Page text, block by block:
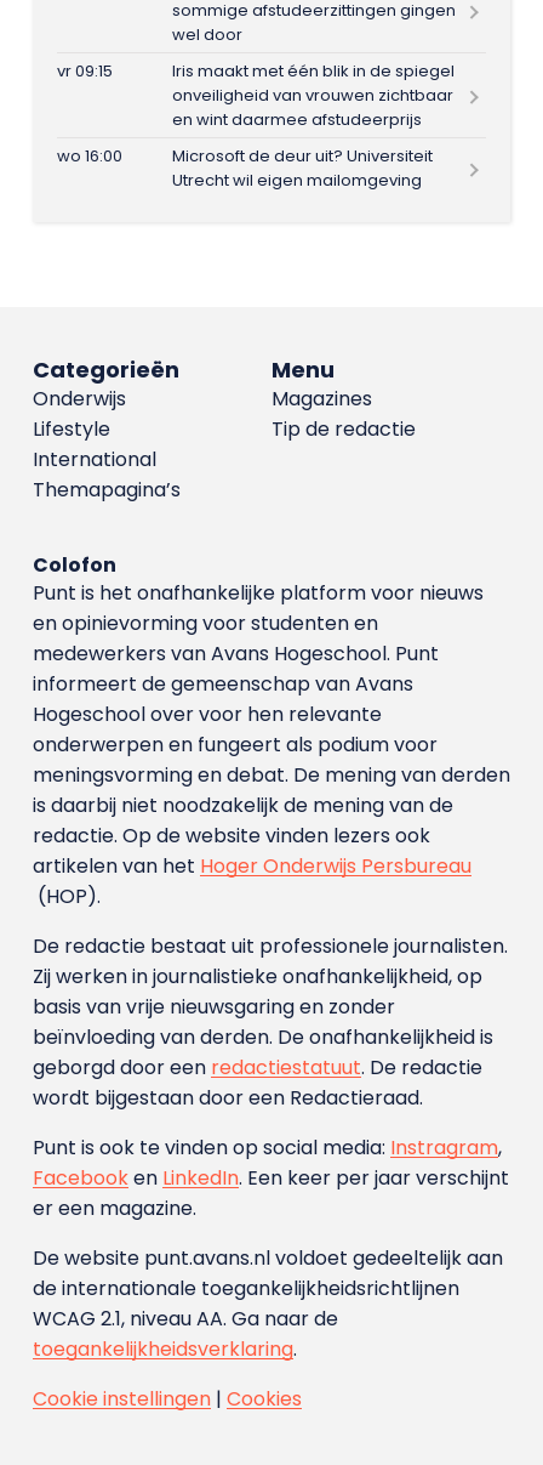
sommige afstudeerzittingen gingen
wel door
vr 09:15
Iris maakt met één blik in de spiegel
onveiligheid van vrouwen zichtbaar
en wint daarmee afstudeerprijs
wo 16:00
Microsoft de deur uit? Universiteit
Utrecht wil eigen mailomgeving
Menu
Magazines
Tip de redactie
Categorieën
Onderwijs
Lifestyle
International
Themapagina’s
Colofon
Punt is het onafhankelijke platform voor nieuws
en opinievorming voor studenten en
medewerkers van Avans Hoge­school. Punt
informeert de gemeenschap van Avans
Hogeschool over voor hen relevante
onderwerpen en fungeert als podium voor
meningsvorming en debat. De mening van derden
is daarbij niet noodzakelijk de mening van de
redactie. Op de website vinden lezers ook
artikelen van het Hoger Onderwijs Persbureau
(HOP).
De redactie bestaat uit professionele journalisten.
Zij werken in journalistieke onafhankelijkheid, op
basis van vrije nieuwsgaring en zonder
beïnvloeding van derden. De onafhankelijkheid is
geborgd door een redactiestatuut. De redactie
wordt bijgestaan door een Redactieraad.
Punt is ook te vinden op social media: Instragram,
Facebooken LinkedIn. Een keer per jaar verschijnt
er een magazine.
De website punt.avans.nl voldoet gedeeltelijk aan
de internationale toegankelijkheidsrichtlijnen
WCAG 2.1, niveau AA. Ga naar de
toegankelijkheidsverklaring.
Cookie instellingen| Cookies